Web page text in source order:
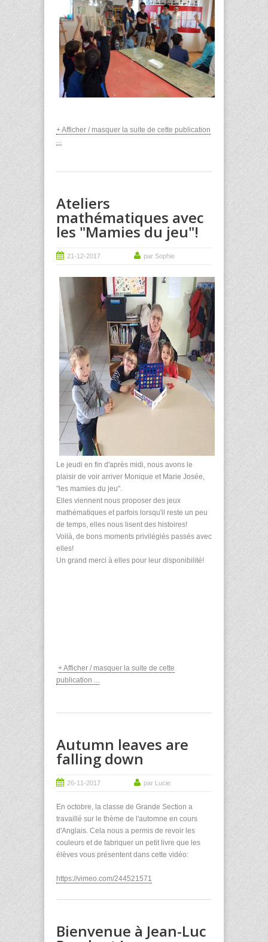
+ Afficher / masquer la suite de cette publication
...
Ateliers
mathématiques avec
les "Mamies du jeu"!
21-12-2017 par Sophie
Le jeudi en fin d'après midi, nous avons le
plaisir de voir arriver Monique et Marie Josée,
"les mamies du jeu".
Elles viennent nous proposer des jeux
mathématiques et parfois lorsqu'il reste un peu
de temps, elles nous lisent des histoires!
Voilà, de bons moments privilégiés passés avec
elles!
Un grand merci à elles pour leur disponibilité!
+ Afficher / masquer la suite de cette
publication ...
Autumn leaves are
falling down
26-11-2017 par Lucie
En octobre, la classe de Grande Section a
travaillé sur le thème de l'automne en cours
d'Anglais. Cela nous a permis de revoir les
couleurs et de fabriquer un petit livre que les
élèves vous présentent dans cette vidéo:
https://vimeo.com/244521571
Bienvenue à Jean-Luc